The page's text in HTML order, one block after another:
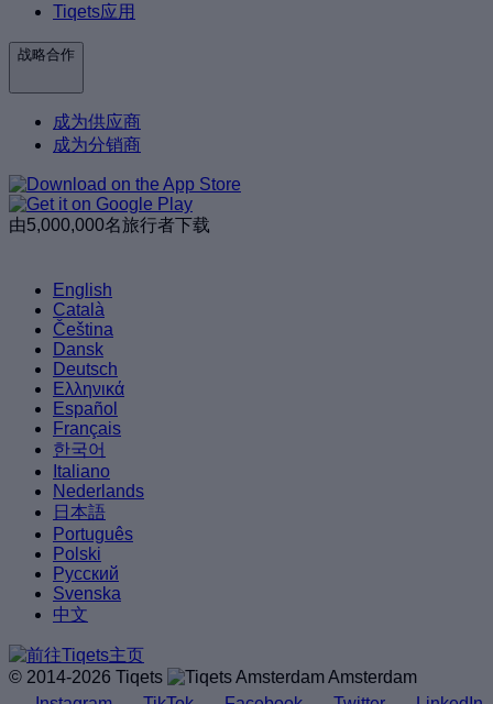
Tiqets应用
战略合作
成为供应商
成为分销商
由5,000,000名旅行者下载
English
Català
Čeština
Dansk
Deutsch
Ελληνικά
Español
Français
한국어
Italiano
Nederlands
日本語
Português
Polski
Русский
Svenska
中文
© 2014-2026 Tiqets
Amsterdam